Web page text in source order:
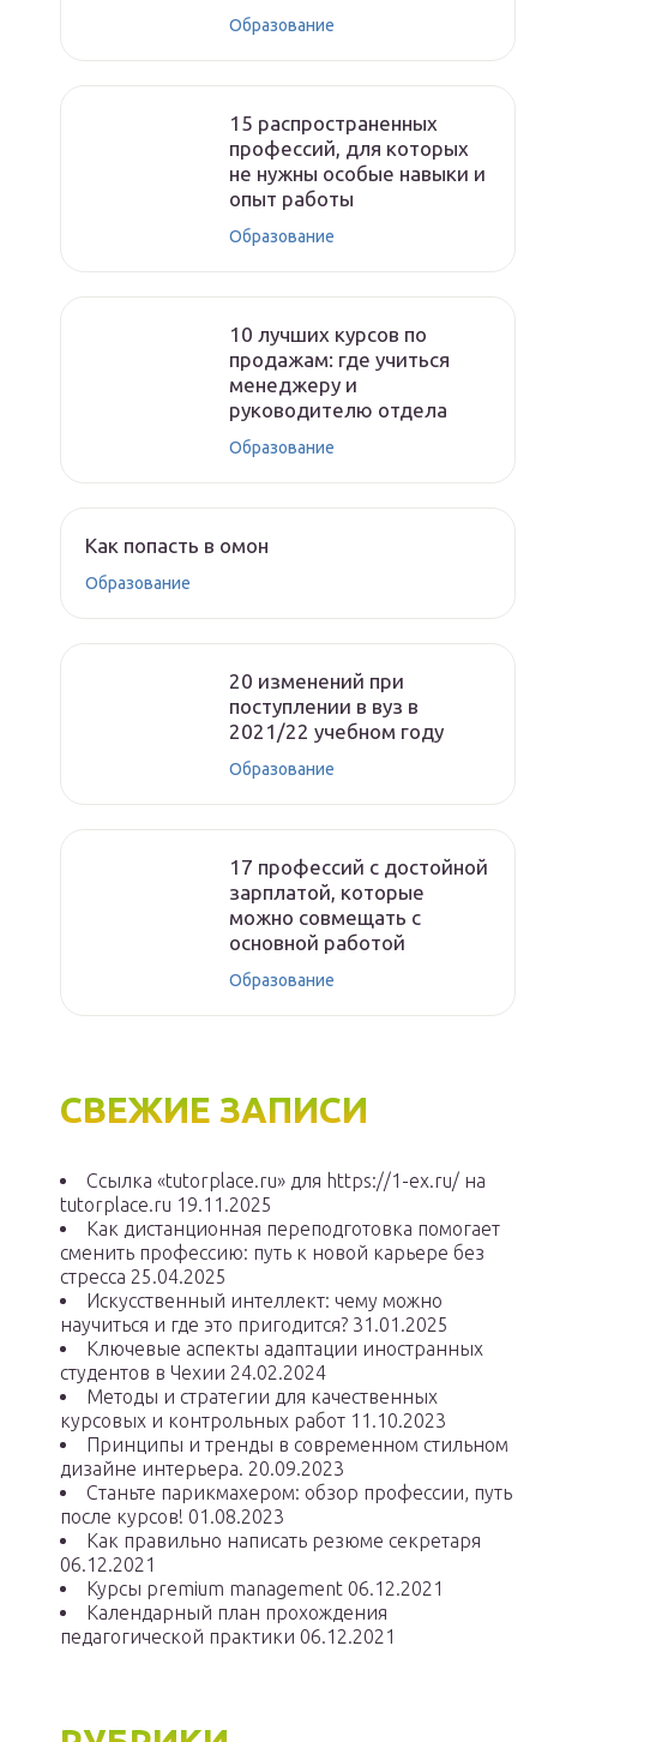
Образование
15 распространенных
профессий, для которых
не нужны особые навыки и
опыт работы
Образование
10 лучших курсов по
продажам: где учиться
менеджеру и
руководителю отдела
Образование
Как попасть в омон
Образование
20 изменений при
поступлении в вуз в
2021/22 учебном году
Образование
17 профессий с достойной
зарплатой, которые
можно совмещать с
основной работой
Образование
СВЕЖИЕ ЗАПИСИ
Ссылка «tutorplace.ru» для https://1-ex.ru/ на
tutorplace.ru 19.11.2025
Как дистанционная переподготовка помогает
сменить профессию: путь к новой карьере без
стресса 25.04.2025
Искусственный интеллект: чему можно
научиться и где это пригодится? 31.01.2025
Ключевые аспекты адаптации иностранных
студентов в Чехии 24.02.2024
Методы и стратегии для качественных
курсовых и контрольных работ 11.10.2023
Принципы и тренды в современном стильном
дизайне интерьера. 20.09.2023
Станьте парикмахером: обзор профессии, путь
после курсов! 01.08.2023
Как правильно написать резюме секретаря
06.12.2021
Курсы premium management 06.12.2021
Календарный план прохождения
педагогической практики 06.12.2021